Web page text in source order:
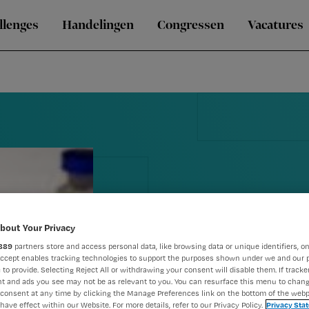
Handelingen Congressen Vacatures
Foutje,
Your Privacy
partners store and access personal data, like browsing data or unique identifiers,
enables tracking technologies to support the purposes shown under we and our
to provide. Selecting Reject All or withdrawing your consent will disable them. If
and ads you see may not be as relevant to you. You can resurface this menu to
at any time by clicking the Manage Preferences link on the bottom of the
effect within our Website. For more details, refer to our Privacy Policy. Privacy